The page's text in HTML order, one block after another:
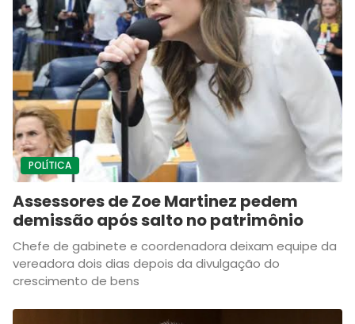
POLÍTICA
Assessores de Zoe Martinez pedem
demissão após salto no patrimônio
Chefe de gabinete e coordenadora deixam equipe da
vereadora dois dias depois da divulgação do
crescimento de bens